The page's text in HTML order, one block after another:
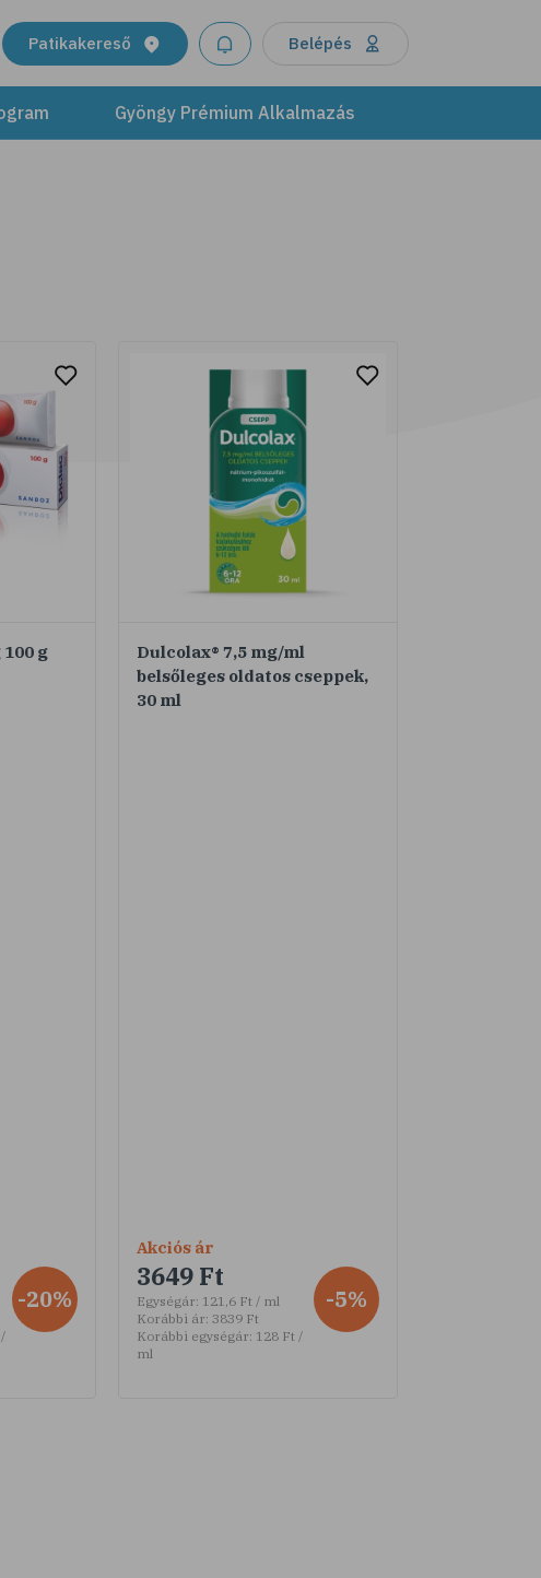
Patikakereső Belépés
Gyöngy Prémium Alkalmazás
egészségét és ragyogását. Modern
formulák, melyek ötvözik a tudomány
újításait a természet kincseivel.
További részletek
g
-20%
Dulcolax® 7,5 mg/ml
belsőleges oldatos cseppek,
30 ml
Akciós ár
3649 Ft
Egységár: 121,6 Ft / ml
Korábbi ár: 3839 Ft
Korábbi egységár: 128 Ft /
ml
-5%